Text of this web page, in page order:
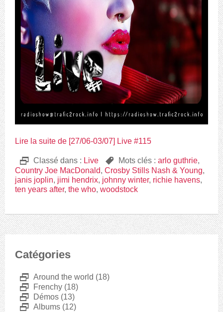
Lire la suite de [27/06-03/07] Live #115
D Classé dans : Live , Mots clés : arlo guthrie,
Country Joe MacDonald, Crosby Stills Nash & Young,
janis joplin, jimi hendrix, johnny winter, richie havens,
ten years after, the who, woodstock
Catégories
D Around the world (18)
D Frenchy (18)
D Démos (13)
D Albums (12)